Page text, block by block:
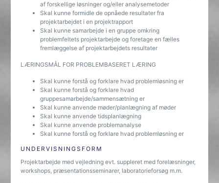
af forskellige løsninger og/eller analysemetoder
Skal kunne formidle de opnåede resultater fra
projektarbejdet i en projektrapport
Skal kunne samarbejde i en gruppe omkring
problemfeltets projektarbejde og foretage en fælles
fremlæggelse af projektarbejdets resultater
LÆRINGSMÅL FOR PROBLEMBASERET LÆRING
Skal kunne forstå og forklare hvad problemløsning er
Skal kunne forstå og forklare hvad
gruppesamarbejde/sammensætning er
Skal kunne anvende møder/planlægning af møder
Skal kunne anvende tidsplanlægning
Skal kunne anvende problemanalyse
Skal kunne forstå og forklare hvad problemløsning er
UNDERVISNINGSFORM
Projektarbejde med vejledning evt. suppleret med forelæsninger,
workshops, præsentationsseminarer, laboratorieforsøg m.m.